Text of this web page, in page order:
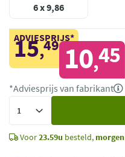
6 x 9,86
ADVIESPRIJS*
15,49 10,45
*Adviesprijs van fabrikant
Voor23.59u besteld, morgen